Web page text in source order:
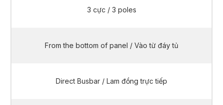
3 cực / 3 poles
From the bottom of panel / Vào từ đáy tủ
Direct Busbar / Lam đồng trực tiếp